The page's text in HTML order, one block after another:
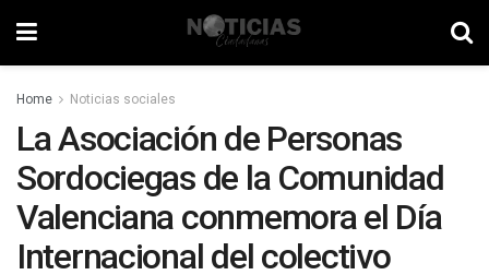
Home Noticias sociales
La Asociación de Personas
Sordociegas de la Comunidad
Valenciana conmemora el Día
Internacional del colectivo